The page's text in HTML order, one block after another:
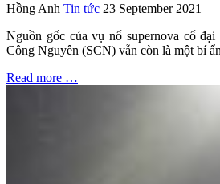
Hồng Anh Tin tức 23 September 2021
Nguồn gốc của vụ nổ supernova cổ đại
Công Nguyên (SCN) vẫn còn là một bí
Read more …